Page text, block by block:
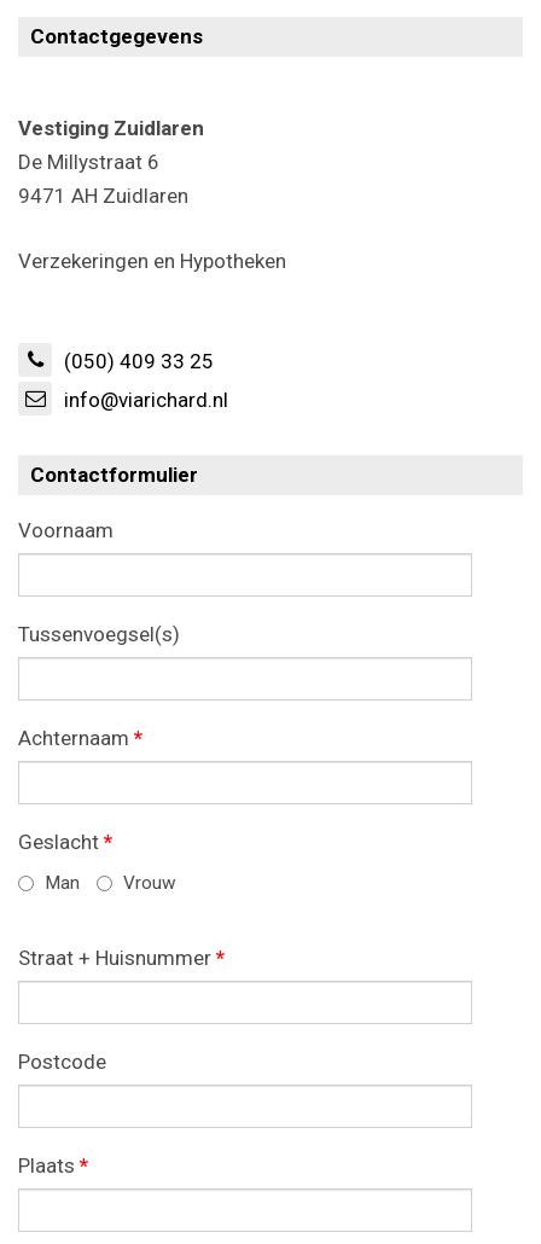
Contactgegevens
Vestiging Zuidlaren
De Millystraat 6
9471 AH Zuidlaren
Verzekeringen en Hypotheken
(050) 409 33 25
info@viarichard.nl
Contactformulier
Voornaam
Tussenvoegsel(s)
Achternaam *
Geslacht *
Man Vrouw
Straat + Huisnummer *
Postcode
Plaats *